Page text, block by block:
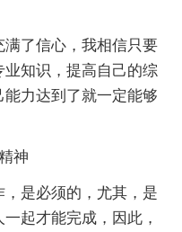
了信心，我相信只要
知识，提高自己的综
力达到了就一定能够
神
是必须的，尤其，是
起才能完成，因此，